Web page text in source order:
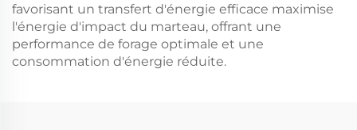
favorisant un transfert d'énergie efficace maximise
l'énergie d'impact du marteau, offrant une
performance de forage optimale et une
consommation d'énergie réduite.